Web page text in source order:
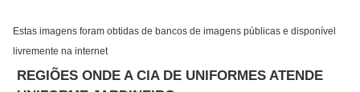
Estas imagens foram obtidas de bancos de imagens públicas e disponível
livremente na internet
REGIÕES ONDE A CIA DE UNIFORMES ATENDE